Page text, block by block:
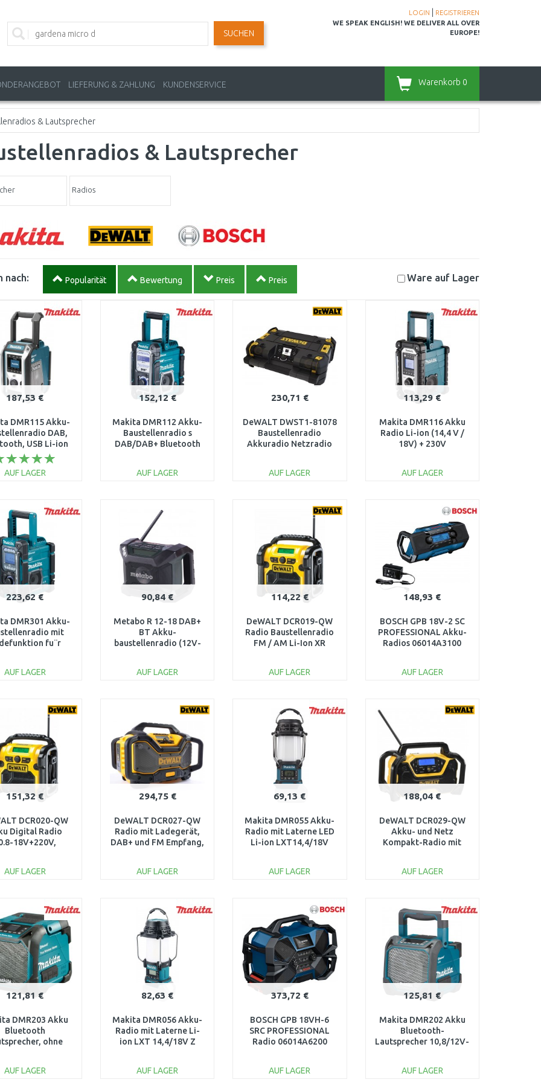
LOGIN
REGISTRIEREN
WE SPEAK ENGLISH! WE DELIVER ALL OVER
EUROPE!
SUCHEN
LIEFERUNG & ZAHLUNG KUNDENSERVICE Warenkorb 0
& Lautsprecher
& Lautsprecher
Radios
nach: Popularität Bewertung Preis Preis Ware auf Lager
187,53 €
DMR115 Akku-
DAB,
USB Li-ion
CXT
12V,LXT14,4/18V
AUF LAGER
Vergleichen
152,12 €
Makita DMR112 Akku-
Baustellenradio s
DAB/DAB+ Bluetooth
AUF LAGER
Vergleichen
230,71 €
DeWALT DWST1-81078
Baustellenradio
Akkuradio Netzradio
AUF LAGER
Vergleichen
113,29 €
Makita DMR116 Akku
Radio Li-ion (14,4 V /
18V) + 230V
AUF LAGER
Vergleichen
223,62 €
DMR301 Akku-
mit
fu¨r
AUF LAGER
90,84 €
Metabo R 12-18 DAB+
BT Akku-
baustellenradio (12V-
AUF LAGER
Vergleichen
114,22 €
DeWALT DCR019-QW
Radio Baustellenradio
FM / AM Li-Ion XR
AUF LAGER
Vergleichen
148,93 €
BOSCH GPB 18V-2 SC
PROFESSIONAL Akku-
Radios 06014A3100
AUF LAGER
151,32 €
DCR020-QW
Digital Radio
18V+220V,
AUF LAGER
Vergleichen
294,75 €
DeWALT DCR027-QW
Radio mit Ladegerät,
DAB+ und FM Empfang,
AUF LAGER
Vergleichen
69,13 €
Makita DMR055 Akku-
Radio mit Laterne LED
Li-ion LXT14,4/18V
AUF LAGER
Vergleichen
188,04 €
DeWALT DCR029-QW
Akku- und Netz
Kompakt-Radio mit
AUF LAGER
Vergleichen
121,81 €
DMR203 Akku
Bluetooth
ohne
AUF LAGER
82,63 €
Makita DMR056 Akku-
Radio mit Laterne Li-
ion LXT 14,4/18V Z
AUF LAGER
373,72 €
BOSCH GPB 18VH-6
SRC PROFESSIONAL
Radio 06014A6200
AUF LAGER
125,81 €
Makita DMR202 Akku
Bluetooth-
Lautsprecher 10,8/12V-
AUF LAGER